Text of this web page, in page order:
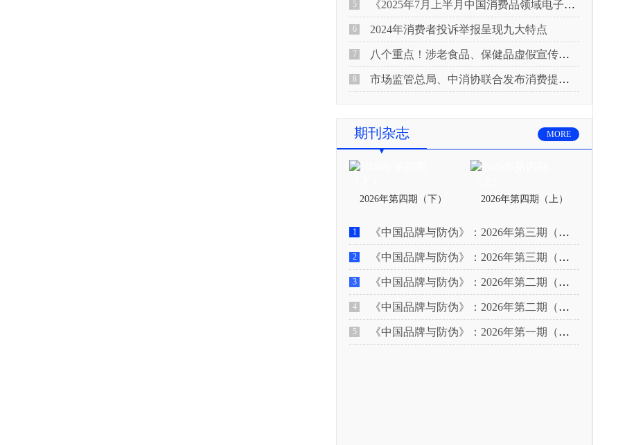
5 《2025年7月上半月中国消费品领域电子电器行业产品质量投诉分析报告》
6 2024年消费者投诉举报呈现九大特点
7 八个重点！涉老食品、保健品虚假宣传识别技巧
8 市场监管总局、中消协联合发布消费提示：关注检测报告：果蔬安全的“通行证”
期刊杂志 MORE
2026年第四期（下） 2026年第四期（上）
1 《中国品牌与防伪》：2026年第三期（下）
2 《中国品牌与防伪》：2026年第三期（上）
3 《中国品牌与防伪》：2026年第二期（下）
4 《中国品牌与防伪》：2026年第二期（上）
5 《中国品牌与防伪》：2026年第一期（下）